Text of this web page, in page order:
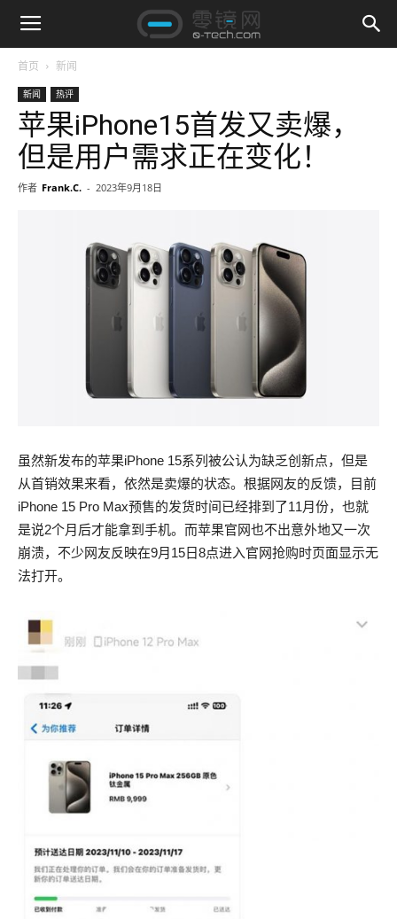
首页 新闻
新闻 热评
苹果iPhone15首发又卖爆，
但是用户需求正在变化！
作者 Frank.C. - 2023年9月18日
虽然新发布的苹果iPhone 15系列被公认为缺乏创新点，但是
从首销效果来看，依然是卖爆的状态。根据网友的反馈，目前
iPhone 15 Pro Max预售的发货时间已经排到了11月份，也就
是说2个月后才能拿到手机。而苹果官网也不出意外地又一次
崩溃，不少网友反映在9月15日8点进入官网抢购时页面显示无
法打开。